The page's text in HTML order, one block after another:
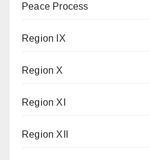
Peace Process
Region IX
Region X
Region XI
Region XII